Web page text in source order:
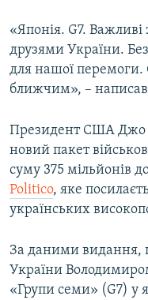
«Японія. G7. Важливі
друзями України.
для нашої перемоги.
ближчим», –
Президент США Джо
новий пакет
суму 375 мільйонів
Politico, яке
українських
За даними видання,
України
«Групи семи» (G7) у